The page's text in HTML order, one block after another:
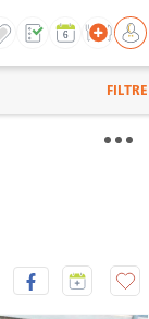
FILTRE